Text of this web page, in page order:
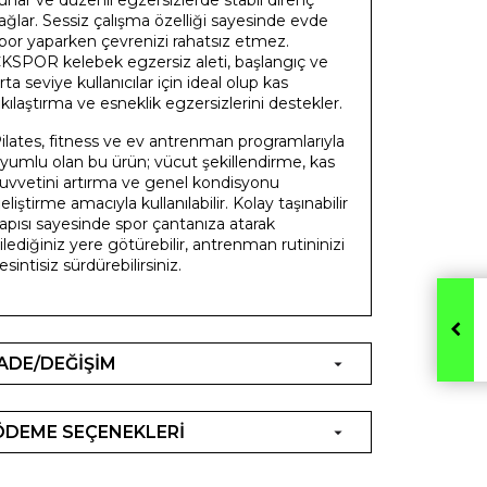
Sessiz çalışma özelliği sayesinde evde
yaparken çevrenizi rahatsız etmez.
kelebek egzersiz aleti, başlangıç ve
seviye kullanıcılar için ideal olup kas
ve esneklik egzersizlerini destekler.
fitness ve ev antrenman programlarıyla
olan bu ürün; vücut şekillendirme, kas
artırma ve genel kondisyonu
amacıyla kullanılabilir. Kolay taşınabilir
sayesinde spor çantanıza atarak
yere götürebilir, antrenman rutininizi
sürdürebilirsiniz.
DEĞİŞİM
SEÇENEKLERİ